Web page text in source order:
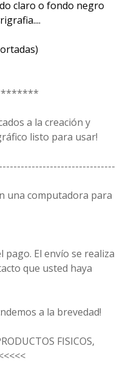
claro o fondo negro
a la creación y
listo para usar!
una computadora para
pago. El envío se realiza
que usted haya
a la brevedad!
FISICOS,